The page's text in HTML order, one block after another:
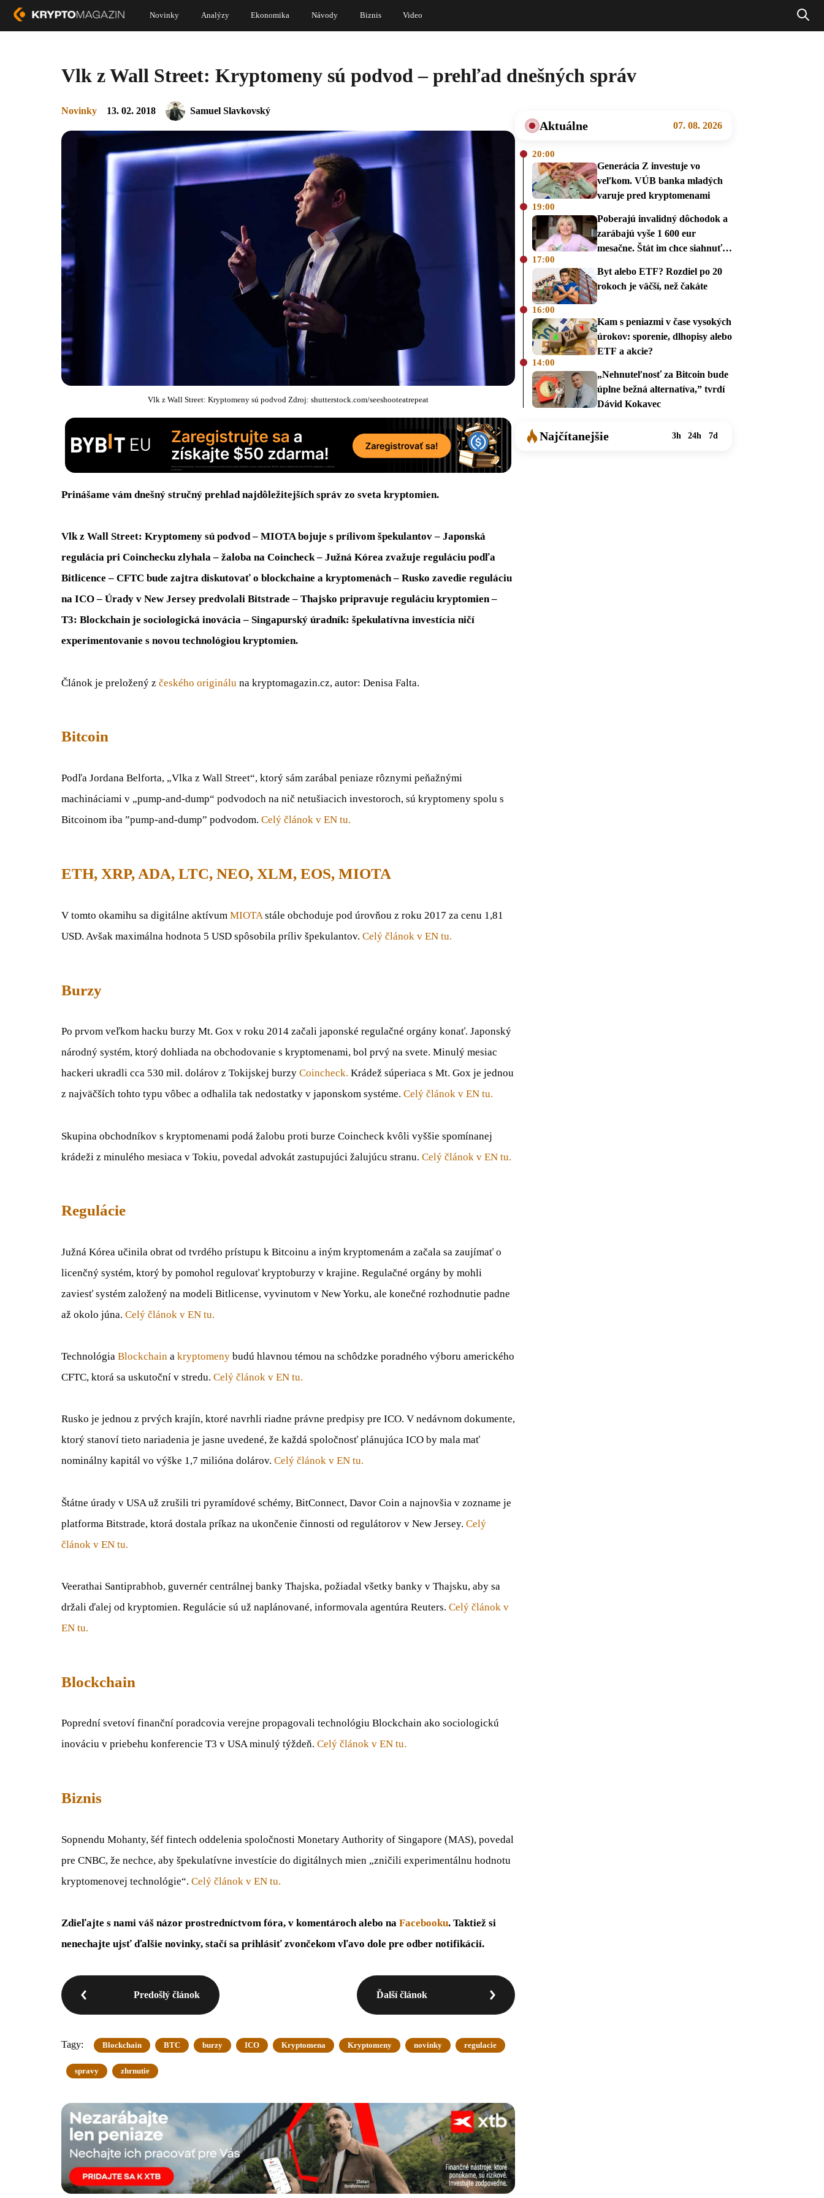
Novinky Analýzy Ekonomika Návody Biznis Video
Vlk z Wall Street: Kryptomeny sú podvod – prehľad dnešných správ
Novinky 13. 02. 2018 Samuel Slavkovský
Vlk z Wall Street: Kryptomeny sú podvod Zdroj: shutterstock.com/seeshooteatrepeat
Prinášame vám dnešný stručný prehlad najdôležitejších správ zo sveta kryptomien.
Vlk z Wall Street: Kryptomeny sú podvod – MIOTA bojuje s prílivom špekulantov – Japonská
regulácia pri Coinchecku zlyhala – žaloba na Coincheck – Južná Kórea zvažuje reguláciu podľa
Bitlicence – CFTC bude zajtra diskutovať o blockchaine a kryptomenách – Rusko zavedie reguláciu
na ICO – Úrady v New Jersey predvolali Bitstrade – Thajsko pripravuje reguláciu kryptomien –
T3: Blockchain je sociologická inovácia – Singapurský úradník: špekulatívna investícia ničí
experimentovanie s novou technológiou kryptomien.
Článok je preložený z českého originálu na kryptomagazin.cz, autor: Denisa Falta.
Bitcoin
Podľa Jordana Belforta, „Vlka z Wall Street“, ktorý sám zarábal peniaze rôznymi peňažnými
machináciami v „pump-and-dump“ podvodoch na nič netušiacich investoroch, sú kryptomeny spolu s
Bitcoinom iba ”pump-and-dump” podvodom. Celý článok v EN tu.
ETH, XRP, ADA, LTC, NEO, XLM, EOS, MIOTA
V tomto okamihu sa digitálne aktívum MIOTAstále obchoduje pod úrovňou z roku 2017 za cenu 1,81
USD. Avšak maximálna hodnota 5 USD spôsobila príliv špekulantov. Celý článok v EN tu.
Burzy
Po prvom veľkom hacku burzy Mt. Gox v roku 2014 začali japonské regulačné orgány konať. Japonský
národný systém, ktorý dohliada na obchodovanie s kryptomenami, bol prvý na svete. Minulý mesiac
hackeri ukradli cca 530 mil. dolárov z Tokijskej burzy Coincheck. Krádež súperiaca s Mt. Gox je jednou
z najväčších tohto typu vôbec a odhalila tak nedostatky v japonskom systéme. Celý článok v EN tu.
Skupina obchodníkov s kryptomenami podá žalobu proti burze Coincheck kvôli vyššie spomínanej
krádeži z minulého mesiaca v Tokiu, povedal advokát zastupujúci žalujúcu stranu. Celý článok v EN tu.
Regulácie
Južná Kórea učinila obrat od tvrdého prístupu k Bitcoinu a iným kryptomenám a začala sa zaujímať o
licenčný systém, ktorý by pomohol regulovať kryptoburzy v krajine. Regulačné orgány by mohli
zaviesť systém založený na modeli Bitlicense, vyvinutom v New Yorku, ale konečné rozhodnutie padne
až okolo júna. Celý článok v EN tu.
Technológia Blockchain a kryptomeny budú hlavnou témou na schôdzke poradného výboru amerického
CFTC, ktorá sa uskutoční v stredu. Celý článok v EN tu.
Rusko je jednou z prvých krajín, ktoré navrhli riadne právne predpisy pre ICO. V nedávnom dokumente,
ktorý stanoví tieto nariadenia je jasne uvedené, že každá spoločnosť plánujúca ICO by mala mať
nominálny kapitál vo výške 1,7 milióna dolárov. Celý článok v EN tu.
Štátne úrady v USA už zrušili tri pyramídové schémy, BitConnect, Davor Coin a najnovšia v zozname je
platforma Bitstrade, ktorá dostala príkaz na ukončenie činnosti od regulátorov v New Jersey. Celý
článok v EN tu.
Veerathai Santiprabhob, guvernér centrálnej banky Thajska, požiadal všetky banky v Thajsku, aby sa
držali ďalej od kryptomien. Regulácie sú už naplánované, informovala agentúra Reuters. Celý článok v
EN tu.
Blockchain
Poprední svetoví finanční poradcovia verejne propagovali technológiu Blockchain ako sociologickú
inováciu v priebehu konferencie T3 v USA minulý týždeň. Celý článok v EN tu.
Biznis
Sopnendu Mohanty, šéf fintech oddelenia spoločnosti Monetary Authority of Singapore (MAS), povedal
pre CNBC, že nechce, aby špekulatívne investície do digitálnych mien „zničili experimentálnu hodnotu
kryptomenovej technológie“. Celý článok v EN tu.
Zdieľajte s nami váš názor prostredníctvom fóra, v komentároch alebo na Facebooku. Taktiež si
nenechajte ujsť ďalšie novinky, stačí sa prihlásiť zvončekom vľavo dole pre odber notifikácií.
Predošlý článok Ďalší článok
Tagy: Blockchain BTC burzy ICO Kryptomena Kryptomeny novinky regulacie
spravy zhrnutie
Aktuálne 07. 08. 2026
20:00
Generácia Z investuje vo
veľkom. VÚB banka mladých
varuje pred kryptomenami
19:00
Poberajú invalidný dôchodok a
zarábajú vyše 1 600 eur
mesačne. Štát im chce siahnuť
17:00
Byt alebo ETF? Rozdiel po 20
rokoch je väčší, než čakáte
16:00
Kam s peniazmi v čase vysokých
úrokov: sporenie, dlhopisy alebo
ETF a akcie?
14:00
„Nehnuteľnosť za Bitcoin bude
úplne bežná alternatíva,” tvrdí
Dávid Kokavec
Najčítanejšie 3h 24h 7d